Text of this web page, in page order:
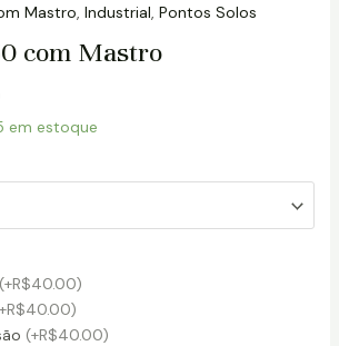
Mastro Industrial Pontos Solos
com Mastro
em estoque
(+R$40.00)
(+R$40.00)